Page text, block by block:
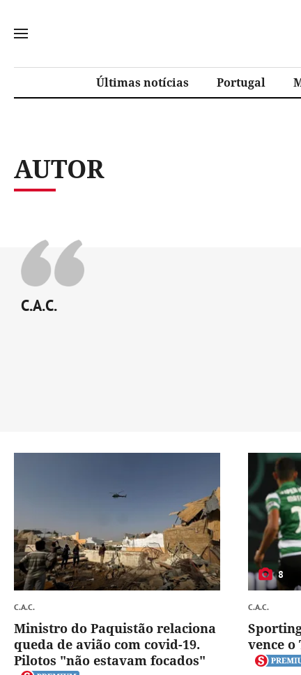
Últimas notícias Portugal
AUTOR
C.A.C.
C.A.C.
Ministro do Paquistão relaciona
queda de avião com covid-19.
Pilotos "não estavam focados"
8
C.A.C.
vence